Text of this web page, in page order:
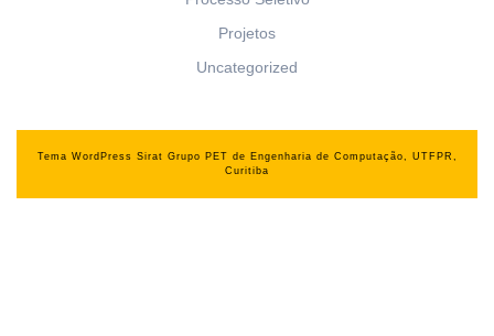
Projetos
Uncategorized
Tema WordPress Sirat Grupo PET de Engenharia de Computação, UTFPR,
Curitiba